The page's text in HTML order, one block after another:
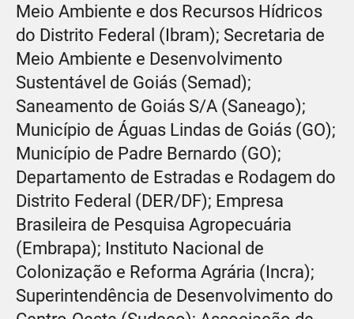
Meio Ambiente e dos Recursos Hídricos
do Distrito Federal (Ibram); Secretaria de
Meio Ambiente e Desenvolvimento
Sustentável de Goiás (Semad);
Saneamento de Goiás S/A (Saneago);
Município de Águas Lindas de Goiás (GO);
Município de Padre Bernardo (GO);
Departamento de Estradas e Rodagem do
Distrito Federal (DER/DF); Empresa
Brasileira de Pesquisa Agropecuária
(Embrapa); Instituto Nacional de
Colonização e Reforma Agrária (Incra);
Superintendência de Desenvolvimento do